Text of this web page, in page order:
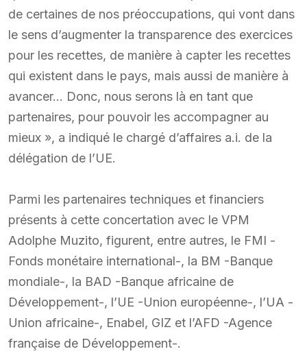
de certaines de nos préoccupations, qui vont dans
le sens d’augmenter la transparence des exercices
pour les recettes, de manière à capter les recettes
qui existent dans le pays, mais aussi de manière à
avancer… Donc, nous serons là en tant que
partenaires, pour pouvoir les accompagner au
mieux », a indiqué le chargé d’affaires a.i. de la
délégation de l’UE.
Parmi les partenaires techniques et financiers
présents à cette concertation avec le VPM
Adolphe Muzito, figurent, entre autres, le FMI -
Fonds monétaire international-, la BM -Banque
mondiale-, la BAD -Banque africaine de
Développement-, l’UE -Union européenne-, l’UA -
Union africaine-, Enabel, GIZ et l’AFD -Agence
française de Développement-.